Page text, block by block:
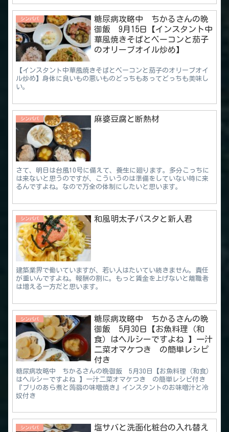
シンパパ
糖尿病攻略中 ちかるさんの晩
御飯 9月15日【インスタント中
華風焼きそばとベーコンと茄子
のオリーブオイル炒め】
【インスタント中華風焼きそばとベーコンと茄子のオリーブオイ
ル炒め】身体に良いもの悪いものどっちもあってどっちも美味し
い。
シンパパ 麻婆豆腐と断熱材
さて、明日は台風10号に備えて、養生に廻ります。多分こっちに
は来ないと思うのですが、こういうのは準備をしていない時に来
るんですよね。なので万全の体制にしたいと思います。
シンパパ 和風明太子パスタと新人君
建築業界で働いていますが、若い人はたいてい続きません。責任
が重いんですよね。報酬の割に。もっと賃金を上げないと離職者
は増える一方だと思います。
シンパパ
糖尿病攻略中 ちかるさんの晩
御飯 5月30日【お魚料理（和
食）はヘルシーですよね 】一汁
二菜オマケつき の簡単レシピ
付き
糖尿病攻略中 ちかるさんの晩御飯 5月30日【お魚料理（和食）
はヘルシーですよね 】一汁二菜オマケつき の簡単レシピ付き
『ブリのあら煮と蒟蒻の味噌焼き』インスタントのお味噌汁と冷
奴付き
シンパパ 塩サバと洗面化粧台の入れ替え